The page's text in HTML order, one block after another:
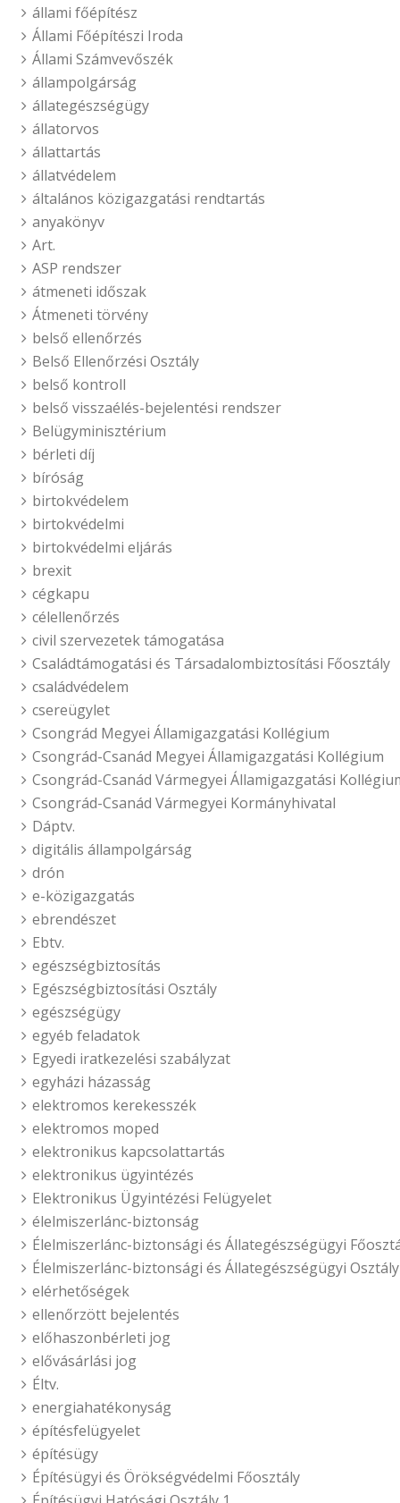
állami főépítész
Állami Főépítészi Iroda
Állami Számvevőszék
állampolgárság
állategészségügy
állatorvos
állattartás
állatvédelem
általános közigazgatási rendtartás
anyakönyv
Art.
ASP rendszer
átmeneti időszak
Átmeneti törvény
belső ellenőrzés
Belső Ellenőrzési Osztály
belső kontroll
belső visszaélés-bejelentési rendszer
Belügyminisztérium
bérleti díj
bíróság
birtokvédelem
birtokvédelmi
birtokvédelmi eljárás
brexit
cégkapu
célellenőrzés
civil szervezetek támogatása
Családtámogatási és Társadalombiztosítási Főosztály
családvédelem
csereügylet
Csongrád Megyei Államigazgatási Kollégium
Csongrád-Csanád Megyei Államigazgatási Kollégium
Csongrád-Csanád Vármegyei Államigazgatási
Csongrád-Csanád Vármegyei Kormányhivatal
Dáptv.
digitális állampolgárság
drón
e-közigazgatás
ebrendészet
Ebtv.
egészségbiztosítás
Egészségbiztosítási Osztály
egészségügy
egyéb feladatok
Egyedi iratkezelési szabályzat
egyházi házasság
elektromos kerekesszék
elektromos moped
elektronikus kapcsolattartás
elektronikus ügyintézés
Elektronikus Ügyintézési Felügyelet
élelmiszerlánc-biztonság
Élelmiszerlánc-biztonsági és Állategészségügyi
Élelmiszerlánc-biztonsági és Állategészségügyi Osztály
elérhetőségek
ellenőrzött bejelentés
előhaszonbérleti jog
elővásárlási jog
Éltv.
energiahatékonyság
építésfelügyelet
építésügy
Építésügyi és Örökségvédelmi Főosztály